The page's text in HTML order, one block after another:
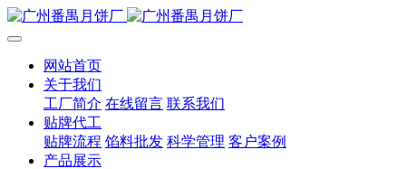
网站首页
关于我们
工厂简介 在线留言 联系我们
贴牌代工
贴牌流程 馅料批发 科学管理 客户案例
产品展示